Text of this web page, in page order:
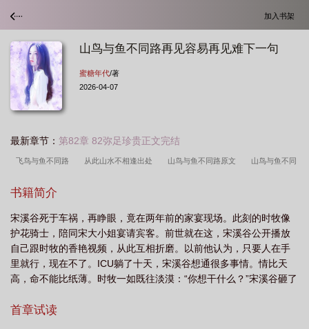
加入书架
山鸟与鱼不同路再见容易再见难下一句
蜜糖年代/著
2026-04-07
最新章节： 第82章 82弥足珍贵正文完结
飞鸟与鱼不同路 从此山水不相逢出处 山鸟与鱼不同路原文 山鸟与鱼不同
长和短全文
与鱼原文 从此山水不相逢翻译 相见容易再见难 山鸟与鱼不同路文案
问彼此长和短出处 从此山水不相逢图片 山鸟与鱼不同路的图片 山鸟与鱼终
究不同路 山鸟与鱼不同路 山鸟与鱼不同路出自哪里 山鸟与鱼不同路歌
词 山鸟与鱼不同路下一句怎么接 山鸟与鱼最精辟的句子 山鸟与鱼不同路从
书籍简介
宋溪谷死于车祸，再睁眼，竟在两年前的家宴现场。此刻的时牧像
护花骑士，陪同宋大小姐宴请宾客。前世就在这，宋溪谷公开播放
自己跟时牧的香艳视频，从此互相折磨。以前他认为，只要人在手
里就行，现在不了。ICU躺了十天，宋溪谷想通很多事情。情比天
高，命不能比纸薄。时牧一如既往淡漠：“你想干什么？”宋溪谷砸了
时牧，却从此夜夜被鬼缠身，且好死不死，这色鬼的气息跟时牧有
首章试读